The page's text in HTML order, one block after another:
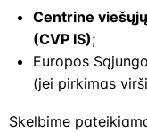
Centrine
(CVP IS);
Europos
(jei pirkimas
Skelbime